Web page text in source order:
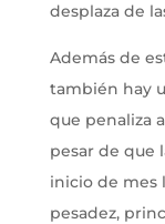
desplaza de
Además de
también hay
que penaliza
pesar de que
inicio de mes
pesadez,